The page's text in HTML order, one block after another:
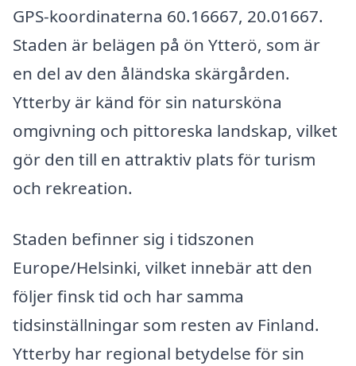
GPS-koordinaterna 60.16667, 20.01667.
Staden är belägen på ön Ytterö, som är
en del av den åländska skärgården.
Ytterby är känd för sin natursköna
omgivning och pittoreska landskap, vilket
gör den till en attraktiv plats för turism
och rekreation.
Staden befinner sig i tidszonen
Europe/Helsinki, vilket innebär att den
följer finsk tid och har samma
tidsinställningar som resten av Finland.
Ytterby har regional betydelse för sin